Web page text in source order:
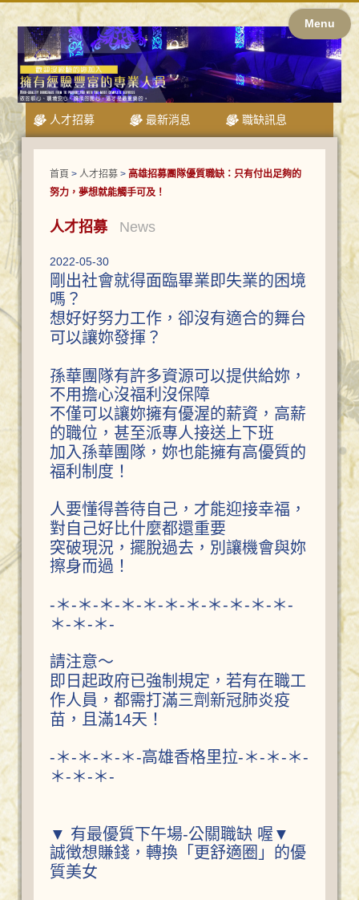
Menu
人才招募 最新消息 職缺訊息
首頁 > 人才招募 >高雄招募團隊優質職缺：只有付出足夠的
努力，夢想就能觸手可及！
人才招募 News
2022-05-30
剛出社會就得面臨畢業即失業的困境
嗎？
想好好努力工作，卻沒有適合的舞台
可以讓妳發揮？
孫華團隊有許多資源可以提供給妳，
不用擔心沒福利沒保障
不僅可以讓妳擁有優渥的薪資，高薪
的職位，甚至派專人接送上下班
加入孫華團隊，妳也能擁有高優質的
福利制度！
人要懂得善待自己，才能迎接幸福，
對自己好比什麼都還重要
突破現況，擺脫過去，別讓機會與妳
擦身而過！
-＊-＊-＊-＊-＊-＊-＊-＊-＊-＊-＊-
＊-＊-＊-
請注意～
即日起政府已強制規定，若有在職工
作人員，都需打滿三劑新冠肺炎疫
苗，且滿14天！
-＊-＊-＊-＊-高雄香格里拉-＊-＊-＊-
＊-＊-＊-
▼ 有最優質下午場-公關職缺 喔▼
誠徴想賺錢，轉換「更舒適圈」的優
質美女